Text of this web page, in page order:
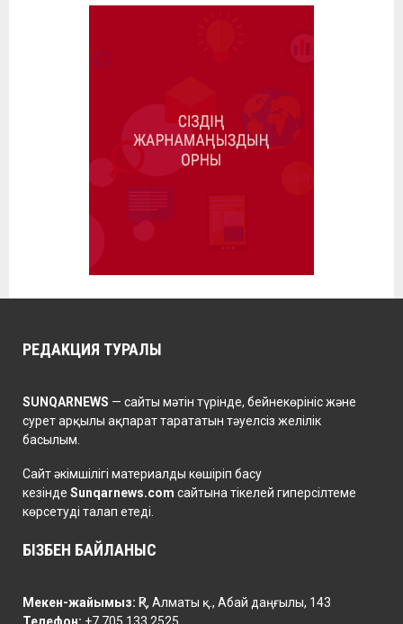
РЕДАКЦИЯ ТУРАЛЫ
SUNQARNEWS — сайты мәтін түрінде, бейнекөрініс және
сурет арқылы ақпарат тарататын тәуелсіз желілік
басылым.
Сайт әкімшілігі материалды көшіріп басу
кезінде Sunqarnews.com сайтына тікелей гиперсілтеме
көрсетуді талап етеді.
БІЗБЕН БАЙЛАНЫС
Мекен-жайымыз: ҚР, Алматы қ., Абай даңғылы, 143
Телефон: +7 705 133 2525